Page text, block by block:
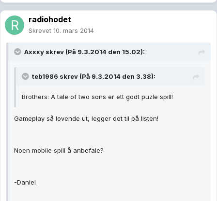
radiohodet
Skrevet 10. mars 2014
Axxxy skrev (På 9.3.2014 den 15.02):
teb1986 skrev (På 9.3.2014 den 3.38):
Brothers: A tale of two sons er ett godt puzle spill!
Gameplay så lovende ut, legger det til på listen!
Noen mobile spill å anbefale?
-Daniel